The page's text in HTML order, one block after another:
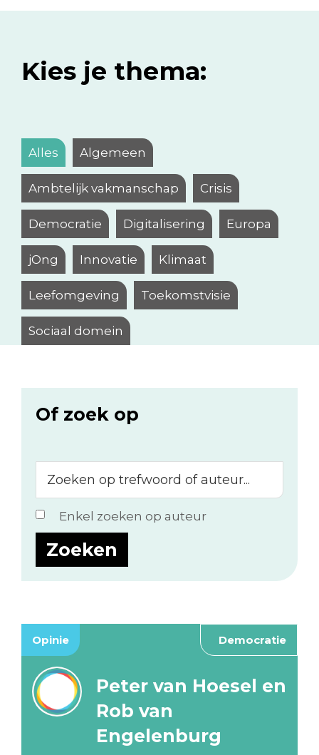
Kies je thema:
Alles Algemeen
Ambtelijk vakmanschap Crisis
Democratie Digitalisering Europa
jOng Innovatie Klimaat
Leefomgeving Toekomstvisie
Sociaal domein
Of zoek op
op
trefwoord
of
auteur...
Enkel zoeken op auteur
Opinie Democratie
Peter van Hoesel en
Rob van
Engelenburg